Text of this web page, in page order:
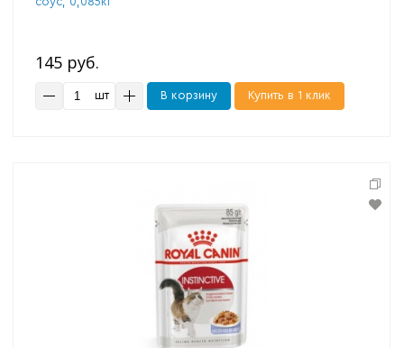
145 руб.
шт В корзину Купить в 1 клик